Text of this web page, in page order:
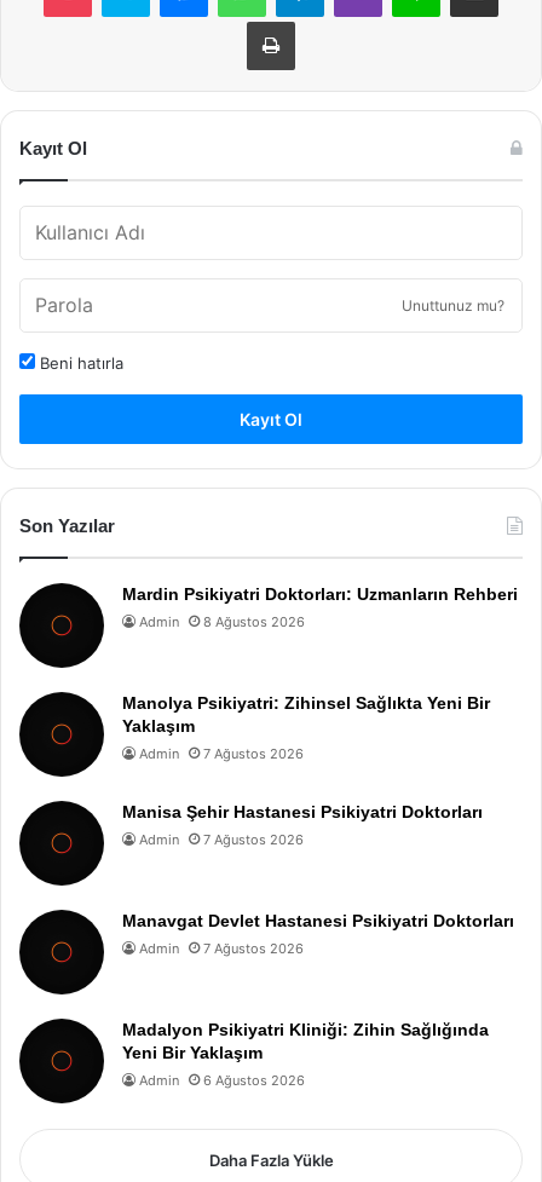
Yazdır
Kayıt Ol
Unuttunuz mu?
Beni hatırla
Kayıt Ol
Son Yazılar
Mardin Psikiyatri Doktorları: Uzmanların Rehberi
Admin 8 Ağustos 2026
Manolya Psikiyatri: Zihinsel Sağlıkta Yeni Bir
Yaklaşım
Admin 7 Ağustos 2026
Manisa Şehir Hastanesi Psikiyatri Doktorları
Admin 7 Ağustos 2026
Manavgat Devlet Hastanesi Psikiyatri Doktorları
Admin 7 Ağustos 2026
Madalyon Psikiyatri Kliniği: Zihin Sağlığında
Yeni Bir Yaklaşım
Admin 6 Ağustos 2026
Daha Fazla Yükle